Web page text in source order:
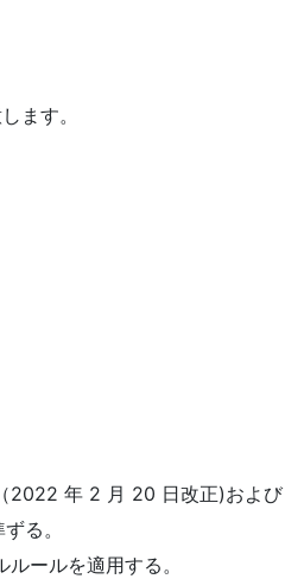
ます。
2022 年 2 月 20 日改正)およ
る。
ールを適用する。